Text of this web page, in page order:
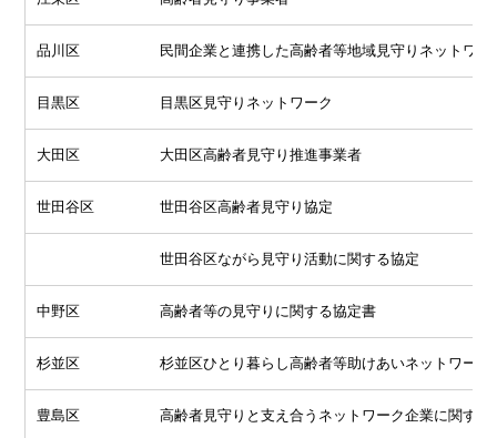
品川区 民間企業と連携した高齢者等地域見守りネットワー
目黒区 目黒区見守りネットワーク
大田区 大田区高齢者見守り推進事業者
世田谷区 世田谷区高齢者見守り協定
世田谷区ながら見守り活動に関する協定
中野区 高齢者等の見守りに関する協定書
杉並区 杉並区ひとり暮らし高齢者等助けあいネットワーク
豊島区 高齢者見守りと支え合うネットワーク企業に関する